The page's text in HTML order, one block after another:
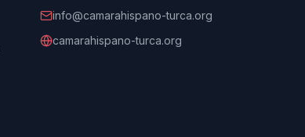
info@camarahispano-turca.org
camarahispano-turca.org